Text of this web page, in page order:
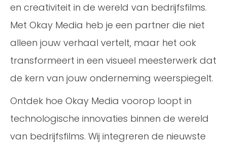
en creativiteit in de wereld van bedrijfsfilms.
Met Okay Media heb je een partner die niet
alleen jouw verhaal vertelt, maar het ook
transformeert in een visueel meesterwerk dat
de kern van jouw onderneming weerspiegelt.
Ontdek hoe Okay Media voorop loopt in
technologische innovaties binnen de wereld
van bedrijfsfilms. Wij integreren de nieuwste